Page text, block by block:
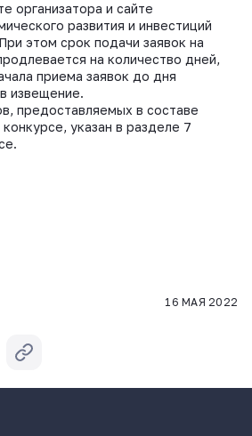
организатора и сайте
развития и инвестиций
этом срок подачи заявок на
на количество дней,
приема заявок до дня
извещение.
предоставляемых в составе
указан в разделе 7
16 МАЯ 2022